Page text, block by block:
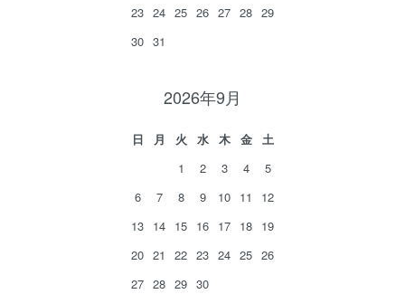
23 24 25 26 27 28 29
30 31
2026年9月
日 月 火 水 木 金
土
1
2 3 4
5
6
7 8 9 10 11
12
13 14 15 16 17 18 19
20 21 22 23 24 25 26
27 28 29 30